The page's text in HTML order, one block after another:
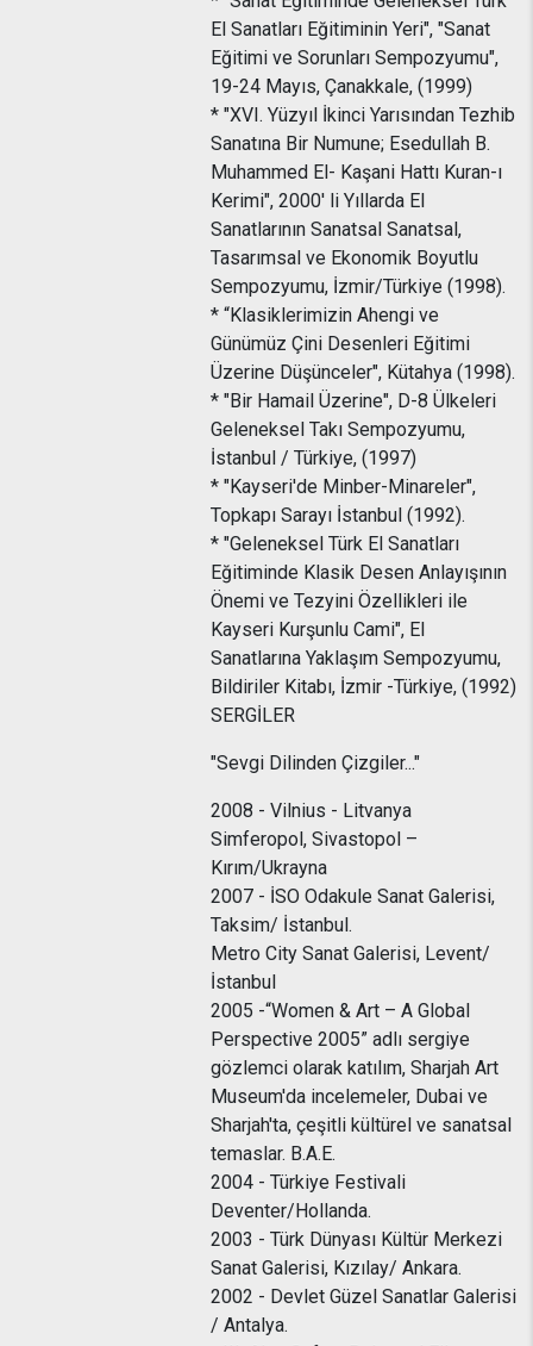
El Sanatları Eğitiminin Yeri", "Sanat
Eğitimi ve Sorunları Sempozyumu",
19-24 Mayıs, Çanakkale, (1999)
* "XVI. Yüzyıl İkinci Yarısından Tezhib
Sanatına Bir Numune; Esedullah B.
Muhammed El- Kaşani Hattı Kuran-ı
Kerimi", 2000' li Yıllarda El
Sanatlarının Sanatsal Sanatsal,
Tasarımsal ve Ekonomik Boyutlu
Sempozyumu, İzmir/Türkiye (1998).
* “Klasiklerimizin Ahengi ve
Günümüz Çini Desenleri Eğitimi
Üzerine Düşünceler", Kütahya (1998).
* "Bir Hamail Üzerine", D-8 Ülkeleri
Geleneksel Takı Sempozyumu,
İstanbul / Türkiye, (1997)
* "Kayseri'de Minber-Minareler",
Topkapı Sarayı İstanbul (1992).
* "Geleneksel Türk El Sanatları
Eğitiminde Klasik Desen Anlayışının
Önemi ve Tezyini Özellikleri ile
Kayseri Kurşunlu Cami", El
Sanatlarına Yaklaşım Sempozyumu,
Bildiriler Kitabı, İzmir -Türkiye, (1992)
SERGİLER
"Sevgi Dilinden Çizgiler..."
2008 - Vilnius - Litvanya
Simferopol, Sivastopol –
Kırım/Ukrayna
2007 - İSO Odakule Sanat Galerisi,
Taksim/ İstanbul.
Metro City Sanat Galerisi, Levent/
İstanbul
2005 -“Women & Art – A Global
Perspective 2005” adlı sergiye
gözlemci olarak katılım, Sharjah Art
Museum'da incelemeler, Dubai ve
Sharjah'ta, çeşitli kültürel ve sanatsal
temaslar. B.A.E.
2004 - Türkiye Festivali
Deventer/Hollanda.
2003 - Türk Dünyası Kültür Merkezi
Sanat Galerisi, Kızılay/ Ankara.
2002 - Devlet Güzel Sanatlar Galerisi
/ Antalya.